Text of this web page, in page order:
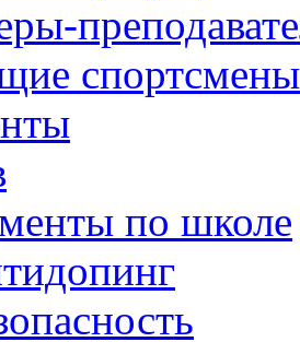
спортсмены
по школе